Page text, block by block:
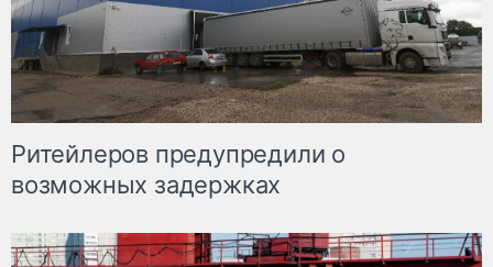
Ритейлеров предупредили о
возможных задержках